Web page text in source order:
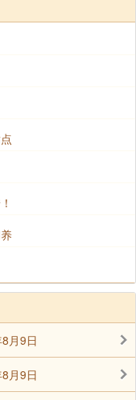
，所以夜晚在农
过夜里睡觉的良
会过早的衰老或患
，即天醒我醒，天
催垮。这是客观真
如肝火过盛，睡
，睡觉劳累。
月9日
月9日